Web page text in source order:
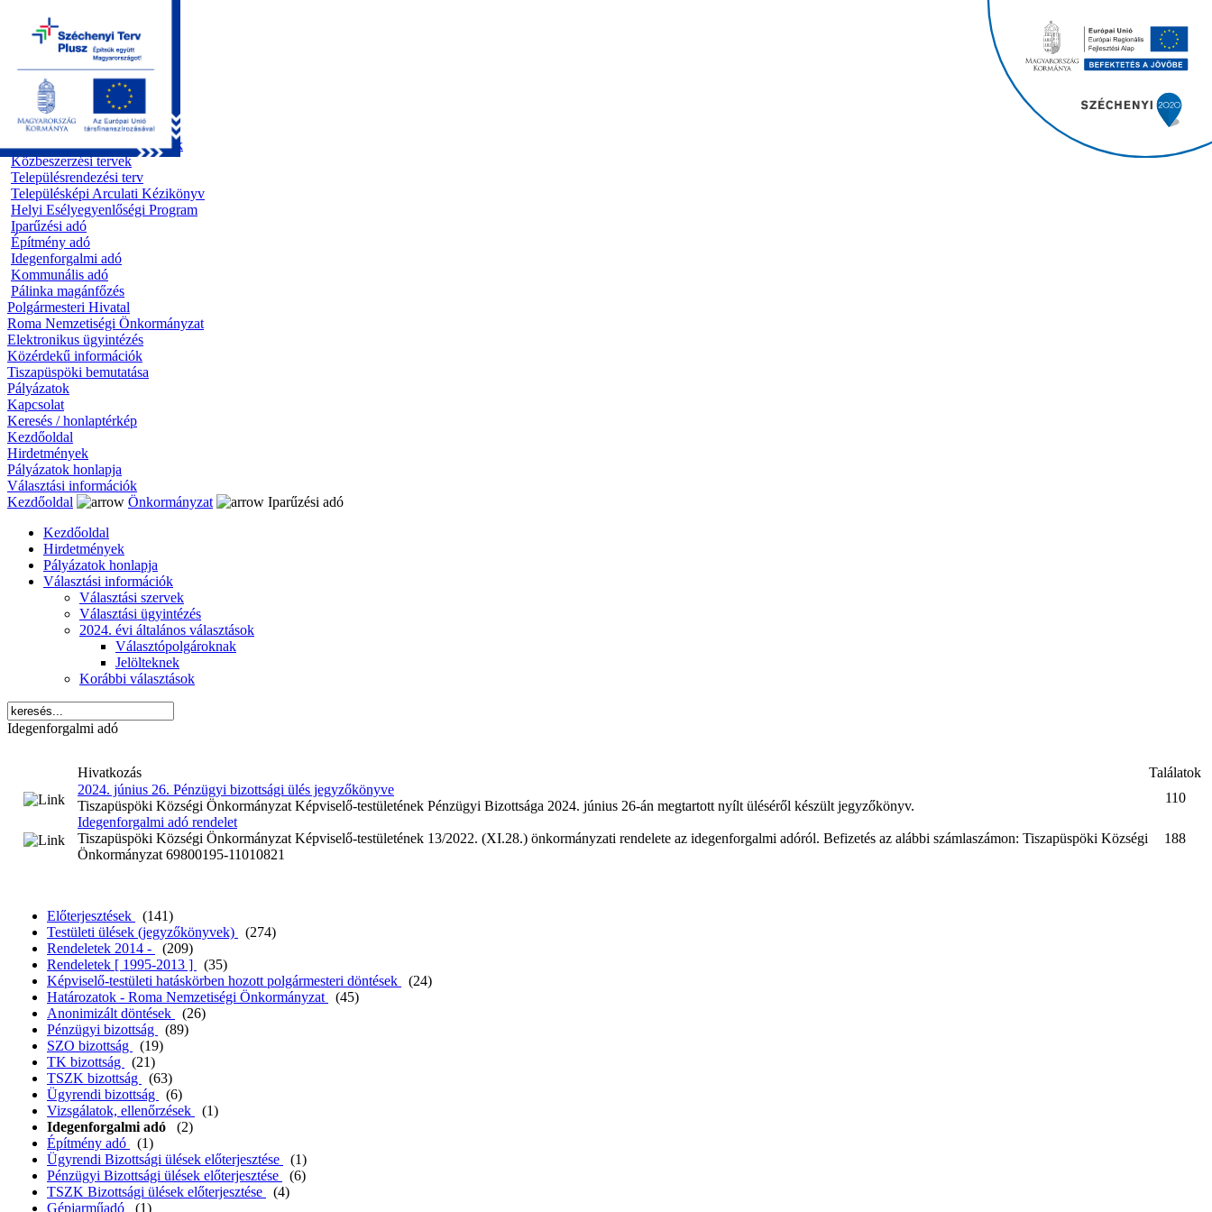
Kezdőoldal
Önkormányzat
Előterjesztések
Testületi ülések
Polgármesteri döntések
Bizottsági ülések
Rendeletek 1995 - 2013
Rendeletek 2014 - 2026
Szabályzatok/Alapító okiratok
Közbeszerzési tervek
Településrendezési terv
Településképi Arculati Kézikönyv
Helyi Esélyegyenlőségi Program
Iparűzési adó
Építmény adó
Idegenforgalmi adó
Kommunális adó
Pálinka magánfőzés
Polgármesteri Hivatal
Roma Nemzetiségi Önkormányzat
Elektronikus ügyintézés
Közérdekű információk
Tiszapüspöki bemutatása
Pályázatok
Kapcsolat
Keresés / honlaptérkép
Kezdőoldal
Hirdetmények
Pályázatok honlapja
Választási információk
Kezdőoldal
Önkormányzat
Iparűzési adó
Kezdőoldal
Hirdetmények
Pályázatok honlapja
Választási információk
Választási szervek
Választási ügyintézés
2024. évi általános választások
Választópolgároknak
Jelölteknek
Korábbi választások
Idegenforgalmi adó
Hivatkozás
Találatok
2024. június 26. Pénzügyi bizottsági ülés jegyzőkönyve
Tiszapüspöki Községi Önkormányzat Képviselő-testületének Pénzügyi Bizottsága 2024. június 26-án megtartott nyílt üléséről készült jegyzőkönyv.
110
Idegenforgalmi adó rendelet
Tiszapüspöki Községi Önkormányzat Képviselő-testületének 13/2022. (XI.28.) önkormányzati rendelete az idegenforgalmi adóról. Befizetés az alábbi számlaszámon: Tiszapüspöki Községi
Önkormányzat 69800195-11010821
188
Előterjesztések
(141)
Testületi ülések (jegyzőkönyvek)
(274)
Rendeletek 2014 -
(209)
Rendeletek [ 1995-2013 ]
(35)
Képviselő-testületi hatáskörben hozott polgármesteri döntések
(24)
Határozatok - Roma Nemzetiségi Önkormányzat
(45)
Anonimizált döntések
(26)
Pénzügyi bizottság
(89)
SZO bizottság
(19)
TK bizottság
(21)
TSZK bizottság
(63)
Ügyrendi bizottság
(6)
Vizsgálatok, ellenőrzések
(1)
Idegenforgalmi adó
(2)
Építmény adó
(1)
Ügyrendi Bizottsági ülések előterjesztése
(1)
Pénzügyi Bizottsági ülések előterjesztése
(6)
TSZK Bizottsági ülések előterjesztése
(4)
Gépjarműadó
(1)